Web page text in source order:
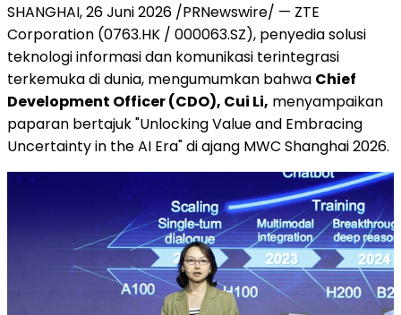
SHANGHAI, 26 Juni 2026 /PRNewswire/ — ZTE
Corporation (0763.HK / 000063.SZ), penyedia solusi
teknologi informasi dan komunikasi terintegrasi
terkemuka di dunia, mengumumkan bahwa Chief
Development Officer (CDO), Cui Li, menyampaikan
paparan bertajuk "Unlocking Value and Embracing
Uncertainty in the AI Era" di ajang MWC Shanghai 2026.